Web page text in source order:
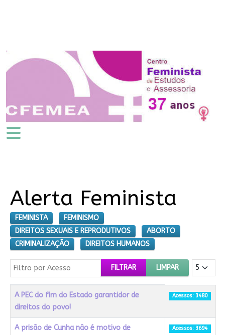
Alerta Feminista
FEMINISTA
FEMINISMO
DIREITOS SEXUAIS E REPRODUTIVOS
ABORTO
CRIMINALIZAÇÃO
DIREITOS HUMANOS
Filtro por Acesso FILTRAR LIMPAR Mostrar #
Título Acessos
A PEC do fim do Estado garantidor de
direitos do povo!
Acessos: 3480
A prisão de Cunha não é motivo de
Acessos: 3694